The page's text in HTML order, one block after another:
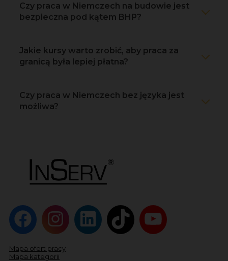
Czy praca w Niemczech na budowie jest
bezpieczna pod kątem BHP?
Jakie kursy warto zrobić, aby praca za
granicą była lepiej płatna?
Czy praca w Niemczech bez języka jest
możliwa?
Mapa ofert pracy
Mapa kategorii